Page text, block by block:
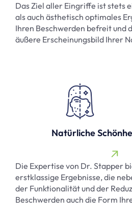
Das Ziel aller Eingriffe ist stets
als auch ästhetisch optimales
Ihren Beschwerden befreit und
äußere Erscheinungsbild Ihrer
Natürliche
Die Expertise von Dr. Stapper
erstklassige Ergebnisse, die
der Funktionalität und der
Beschwerden auch die Form